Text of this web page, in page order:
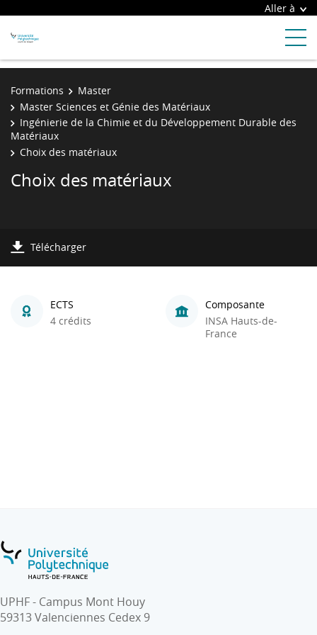
Aller à
Formations
Master
Master Sciences et Génie des Matériaux
Ingénierie de la Chimie et du Développement Durable des
Matériaux
Choix des matériaux
Choix des matériaux
Télécharger
ECTS
4 crédits
Composante
INSA Hauts-de-
France
UPHF - Campus Mont Houy
59313 Valenciennes Cedex 9